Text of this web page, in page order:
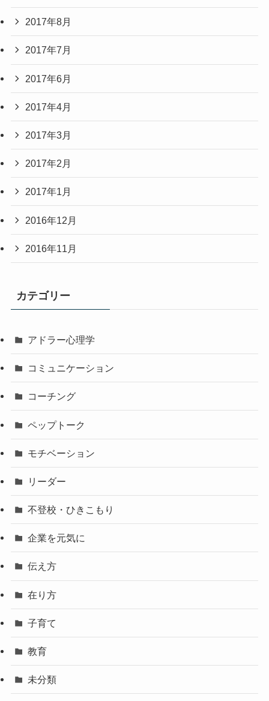
2017年8月
2017年7月
2017年6月
2017年4月
2017年3月
2017年2月
2017年1月
2016年12月
2016年11月
カテゴリー
アドラー心理学
コミュニケーション
コーチング
ペップトーク
モチベーション
リーダー
不登校・ひきこもり
企業を元気に
伝え方
在り方
子育て
教育
未分類